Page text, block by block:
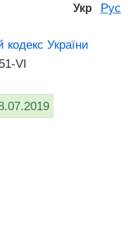
Укр Рус
України
VI